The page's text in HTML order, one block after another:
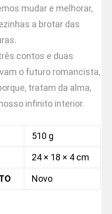
mudar e melhorar,
a brotar das
contos e duas
o futuro romancista,
tratam da alma,
infinito interior.
510 g
24 × 18 × 4 cm
Novo